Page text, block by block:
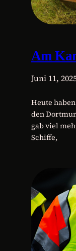
Am
Juni 11,
Heute
den
gab viel
Schiffe,